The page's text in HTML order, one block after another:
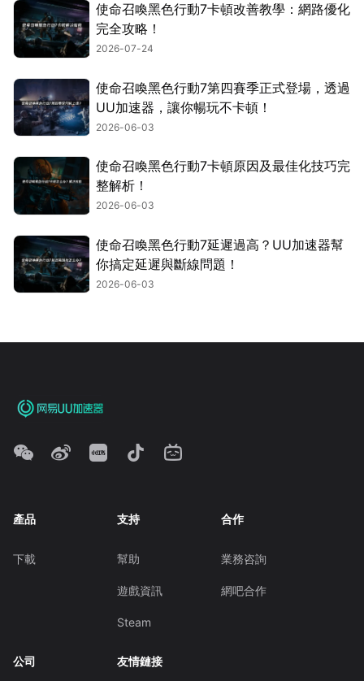
使命召喚黑色行動7卡頓改善教學：網路優化
完全攻略！
2026-07-24
使命召喚黑色行動7第四賽季正式登場，透過
UU加速器，讓你暢玩不卡頓！
2026-06-03
使命召喚黑色行動7卡頓原因及最佳化技巧完
整解析！
2026-06-03
使命召喚黑色行動7延遲過高？UU加速器幫
你搞定延遲與斷線問題！
2026-06-03
產品
下載
支持
幫助
遊戲資訊
Steam
合作
業務咨詢
網吧合作
公司 友情鏈接